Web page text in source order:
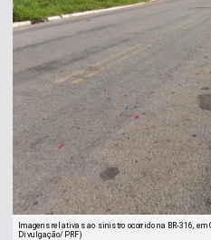
Imagens relativas ao sinistro ocorrido na BR-316, em
Divulgação/PRF)